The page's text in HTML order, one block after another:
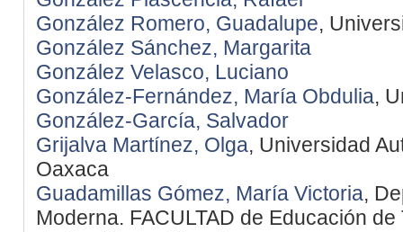
González Romero, Guadalupe,
González Sánchez, Margarita
González Velasco, Luciano
González-Fernández, María Obdulia,
González-García, Salvador
Grijalva Martínez, Olga, Universidad
Oaxaca
Guadamillas Gómez, María Victoria,
Moderna. FACULTAD de Educación